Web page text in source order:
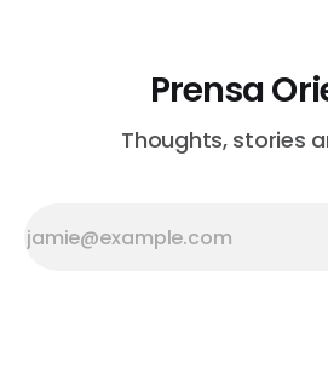
Prensa
Thoughts, stories